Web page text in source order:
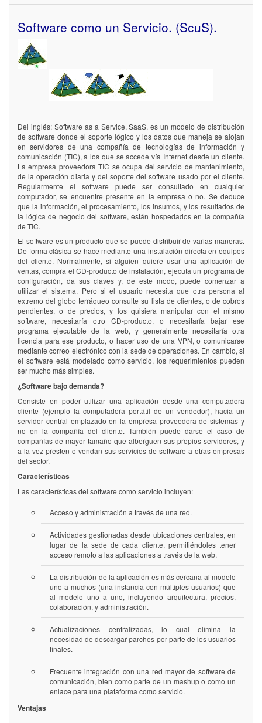
Software como un Servicio. (ScuS).
Del inglés: Software as a Service, SaaS, es un modelo de distribución
de software donde el soporte lógico y los datos que maneja se alojan
en servidores de una compañía de tecnologías de información y
comunicación (TIC), a los que se accede vía Internet desde un cliente.
La empresa proveedora TIC se ocupa del servicio de mantenimiento,
de la operación diaria y del soporte del software usado por el cliente.
Regularmente el software puede ser consultado en cualquier
computador, se encuentre presente en la empresa o no. Se deduce
que la información, el procesamiento, los insumos, y los resultados de
la lógica de negocio del software, están hospedados en la compañía
de TIC.
El software es un producto que se puede distribuir de varias maneras.
De forma clásica se hace mediante una instalación directa en equipos
del cliente. Normalmente, si alguien quiere usar una aplicación de
ventas, compra el CD-producto de instalación, ejecuta un programa de
configuración, da sus claves y, de este modo, puede comenzar a
utilizar el sistema. Pero si el usuario necesita que otra persona al
extremo del globo terráqueo consulte su lista de clientes, o de cobros
pendientes, o de precios, y los quisiera manipular con el mismo
software, necesitaría otro CD-producto, o necesitaría bajar ese
programa ejecutable de la web, y generalmente necesitaría otra
licencia para ese producto, o hacer uso de una VPN, o comunicarse
mediante correo electrónico con la sede de operaciones. En cambio, si
el software está modelado como servicio, los requerimientos pueden
ser mucho más simples.
¿Software bajo demanda?
Consiste en poder utilizar una aplicación desde una computadora
cliente (ejemplo la computadora portátil de un vendedor), hacia un
servidor central emplazado en la empresa proveedora de sistemas y
no en la compañía del cliente. También puede darse el caso de
compañías de mayor tamaño que alberguen sus propios servidores, y
a la vez presten o vendan sus servicios de software a otras empresas
del sector.
Características
Las características del software como servicio incluyen:
Acceso y administración a través de una red.
Actividades gestionadas desde ubicaciones centrales, en
lugar de la sede de cada cliente, permitiéndoles tener
acceso remoto a las aplicaciones a través de la web.
La distribución de la aplicación es más cercana al modelo
uno a muchos (una instancia con múltiples usuarios) que
al modelo uno a uno, incluyendo arquitectura, precios,
colaboración, y administración.
Actualizaciones centralizadas, lo cual elimina la
necesidad de descargar parches por parte de los usuarios
finales.
Frecuente integración con una red mayor de software de
comunicación, bien como parte de un mashup o como un
enlace para una plataforma como servicio.
Ventajas